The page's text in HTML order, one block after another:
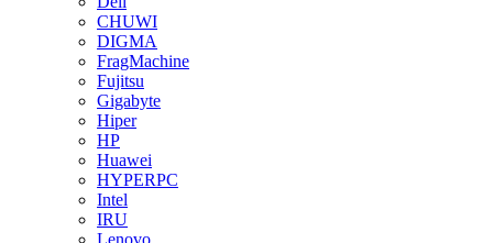
CHUWI
DIGMA
FragMachine
Fujitsu
Gigabyte
Hiper
HP
Huawei
HYPERPC
Intel
IRU